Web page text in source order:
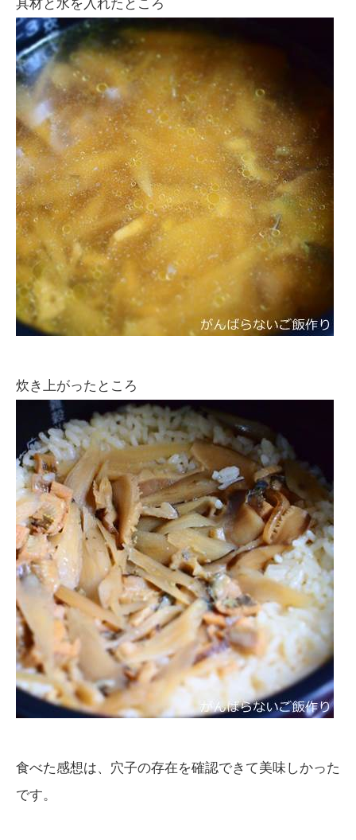
具材と水を入れたところ
炊き上がったところ
食べた感想は、穴子の存在を確認できて美味しかった
です。